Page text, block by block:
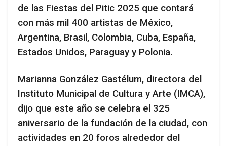
de las Fiestas del Pitic 2025 que contará
con más mil 400 artistas de México,
Argentina, Brasil, Colombia, Cuba, España,
Estados Unidos, Paraguay y Polonia.
Marianna González Gastélum, directora del
Instituto Municipal de Cultura y Arte (IMCA),
dijo que este año se celebra el 325
aniversario de la fundación de la ciudad, con
actividades en 20 foros alrededor del